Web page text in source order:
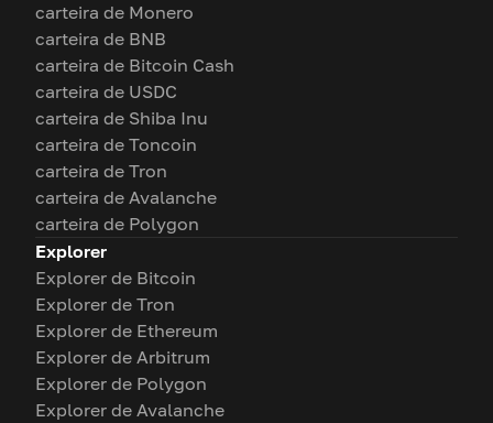
carteira de Monero
carteira de BNB
carteira de Bitcoin Cash
carteira de USDC
carteira de Shiba Inu
carteira de Toncoin
carteira de Tron
carteira de Avalanche
carteira de Polygon
Explorer
Explorer de Bitcoin
Explorer de Tron
Explorer de Ethereum
Explorer de Arbitrum
Explorer de Polygon
Explorer de Avalanche